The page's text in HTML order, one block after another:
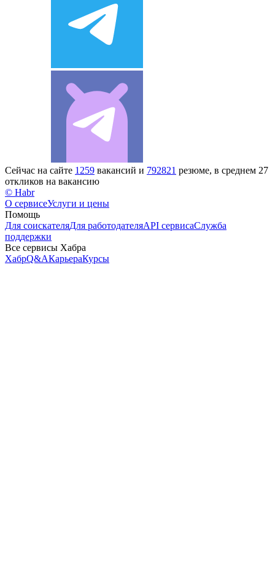
Сейчас на сайте 1259 вакансий и 792821 резюме, в среднем 27
откликов на вакансию
© Habr
О сервисеУслуги и цены
Помощь
Для соискателяДля работодателяAPI сервисаСлужба
поддержки
Все сервисы Хабра
ХабрQ&AКарьераКурсы